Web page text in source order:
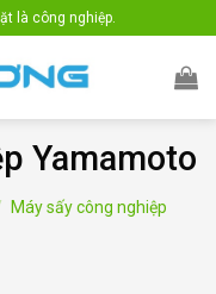
là công nghiệp.
Yamamoto
Máy sấy công nghiệp